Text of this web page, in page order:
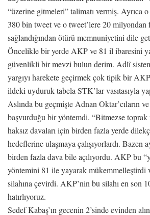
“üzerine gitmeleri” talimatı vermiş. Ayrıca o
380 bin tweet ve o tweet’lere 20 milyondan
sağlandığından ötürü memnuniyetini dile
Öncelikle bir yerde AKP ve 81 il ibaresini
güvenlikli bir mevzi bulun derim. Adlî
yargıyı harekete geçirmek çok tipik bir
ildeki uyduruk tabela STK’lar vasıtasıyla
Aslında bu geçmişte Adnan Oktar’cıların
başvurduğu bir yöntemdi. “Bitmezse toprak
haksız davaları için birden fazla yerde
hedeflerine ulaşmaya çalışıyorlardı. Bazen
birden fazla dava bile açılıyordu. AKP bu
yöntemini 81 ile yayarak mükemmelleştirdi
silahına çevirdi. AKP’nin bu silahı en son
hatırlıyoruz.
Sedef Kabaş’ın gecenin 2’sinde evinden